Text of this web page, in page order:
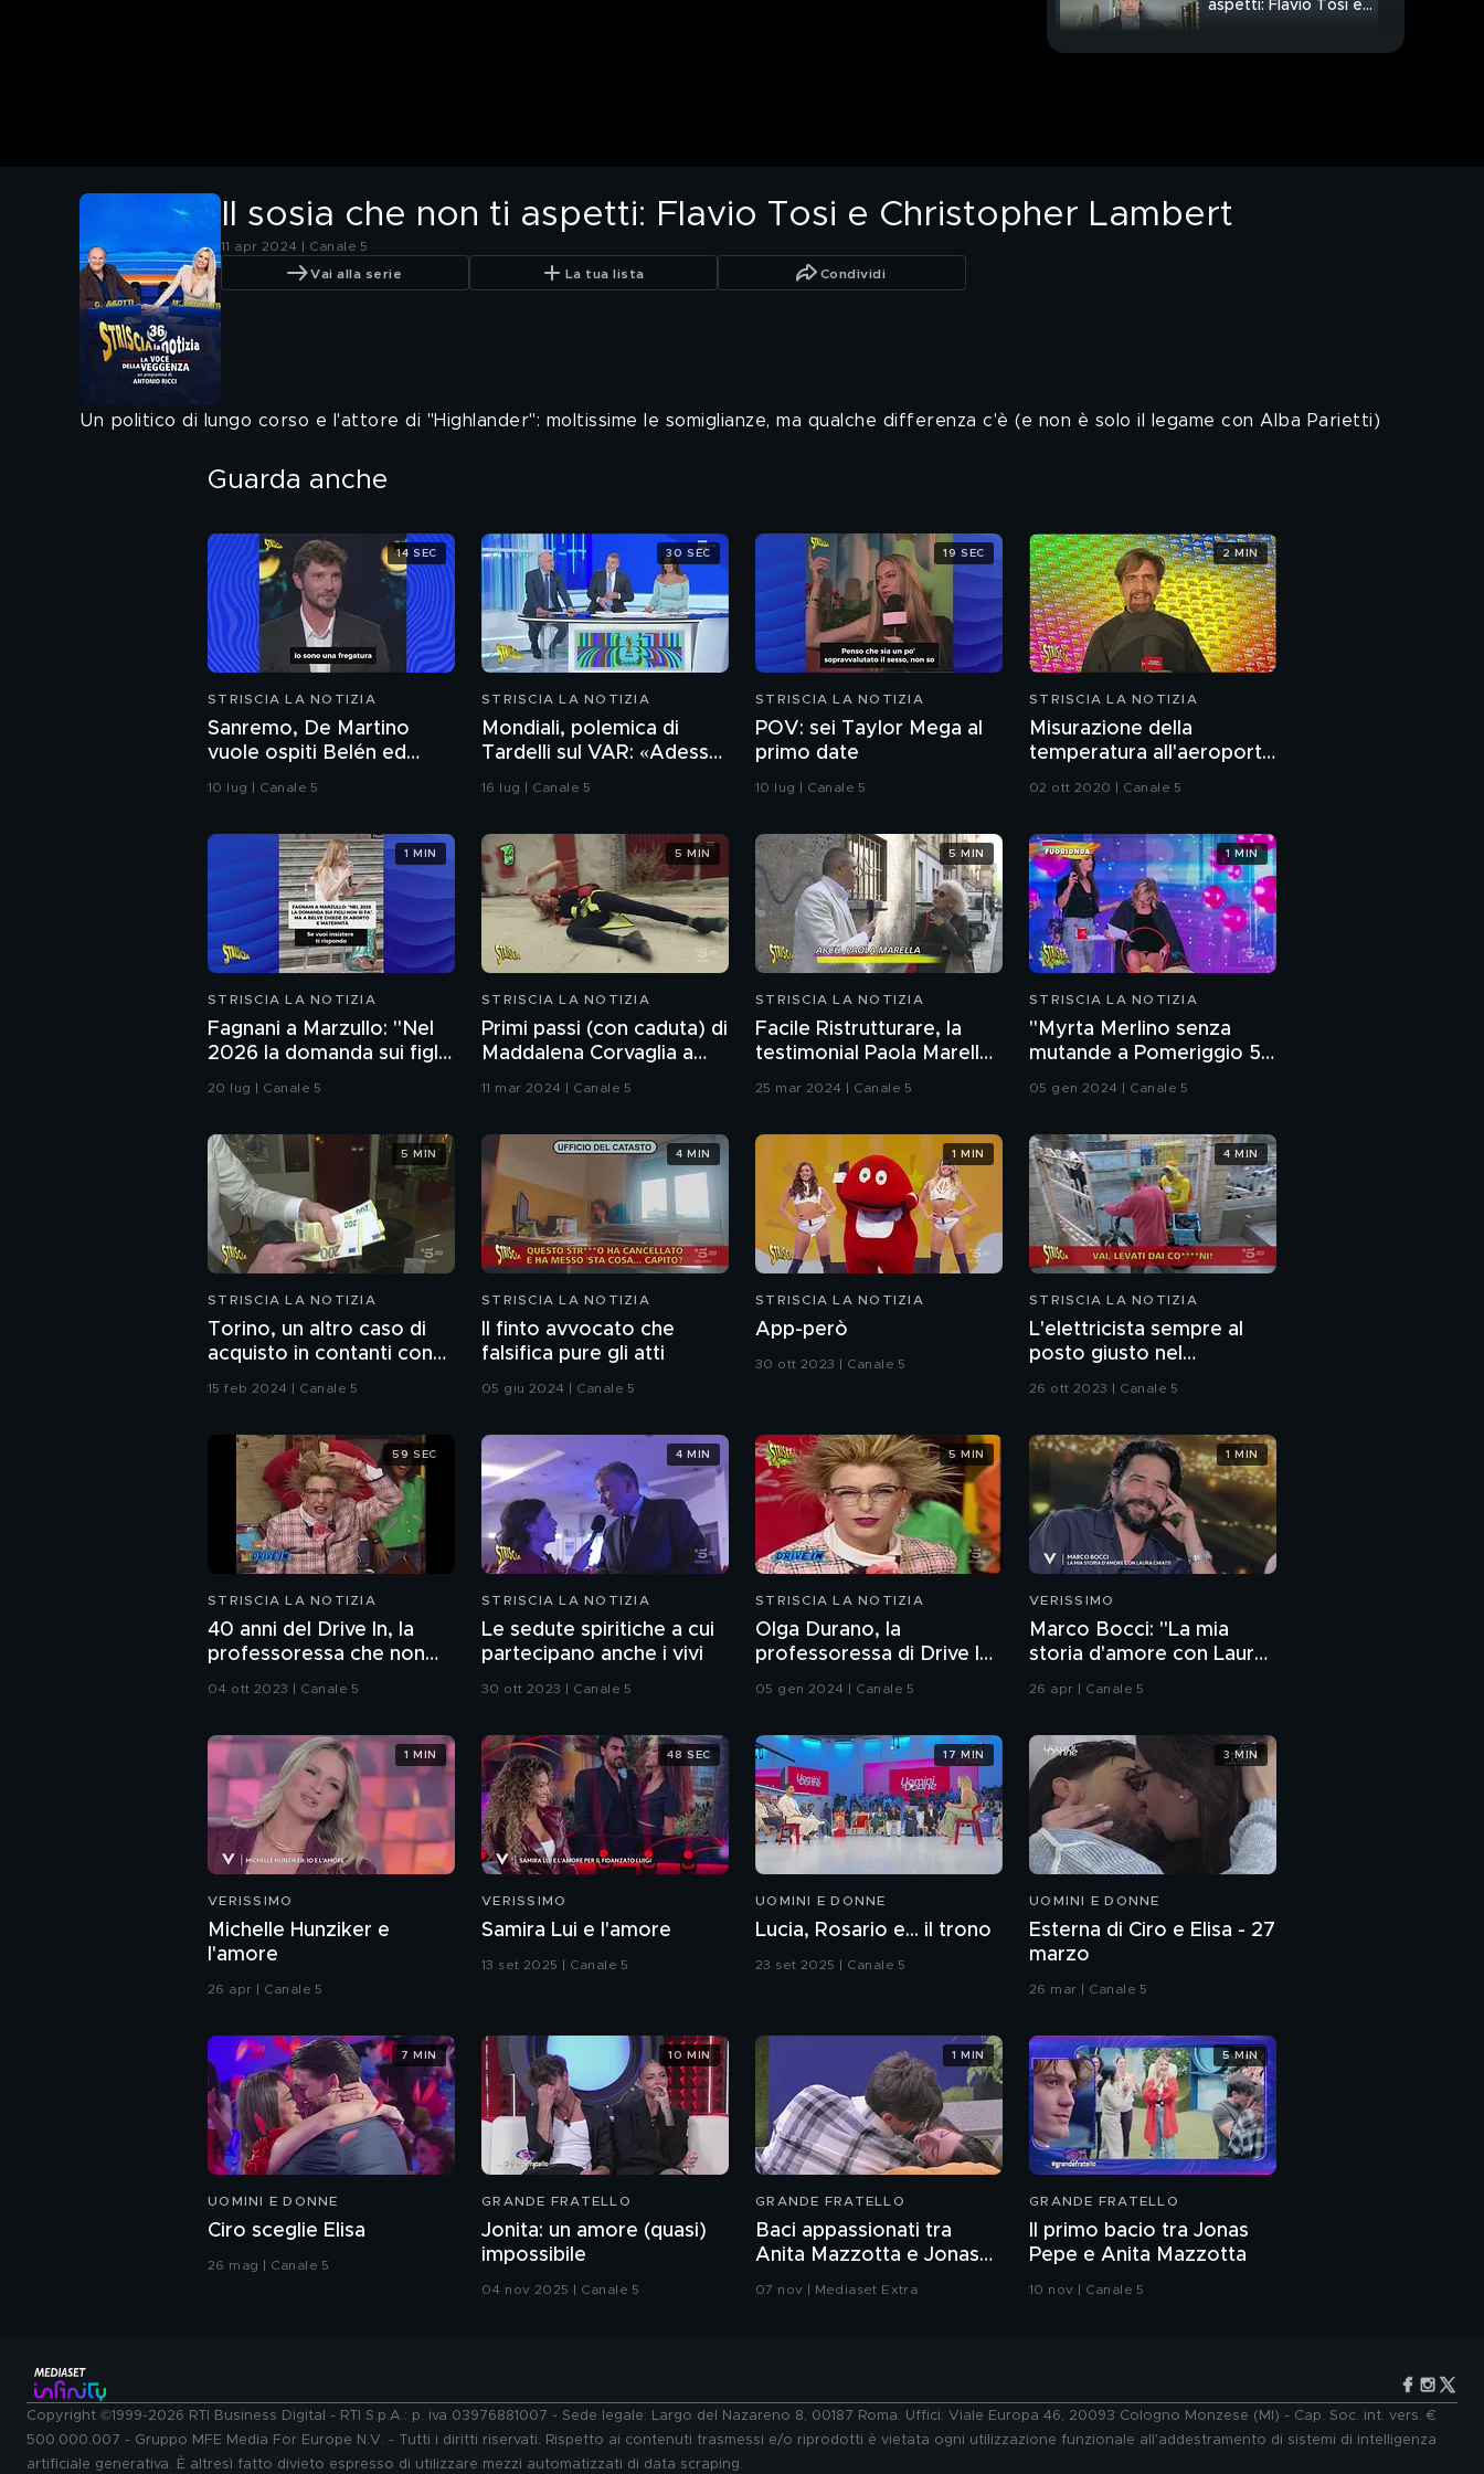
aspetti: Flavio Tosi e
Impennate pericolose
Il sosia che non ti aspetti: Flavio Tosi e Christopher Lambert
11 apr 2024 | Canale 5
Vai alla serie La tua lista Condividi
Un politico di lungo corso e l'attore di "Highlander": moltissime le somiglianze, ma qualche differenza c'è (e non è solo il legame con Alba Parietti)
Guarda anche
STRISCIA LA NOTIZIA
Sanremo, De Martino
vuole ospiti Belén ed
Emma: il curioso triangolo
10 lug | Canale 5
14 SEC
STRISCIA LA NOTIZIA
Mondiali, polemica di
Tardelli sul VAR: «Adesso
c'è ma è peggio». Lo
16 lug | Canale 5
30 SEC
STRISCIA LA NOTIZIA
POV: sei Taylor Mega al
primo date
10 lug | Canale 5
19 SEC
STRISCIA LA NOTIZIA
Misurazione della
temperatura all'aeroporto
di Malpensa
02 ott 2020 | Canale 5
2 MIN
STRISCIA LA NOTIZIA
Fagnani a Marzullo: "Nel
2026 la domanda sui figli
non si fa". Ma a Belve
20 lug | Canale 5
1 MIN
STRISCIA LA NOTIZIA
Primi passi (con caduta) di
Maddalena Corvaglia a
"Pechino Express"
11 mar 2024 | Canale 5
5 MIN
STRISCIA LA NOTIZIA
Facile Ristrutturare, la
testimonial Paola Marella:
"Non sapevo nulla"
25 mar 2024 | Canale 5
5 MIN
STRISCIA LA NOTIZIA
"Myrta Merlino senza
mutande a Pomeriggio 5".
Sarà vero? La risposta è
05 gen 2024 | Canale 5
1 MIN
STRISCIA LA NOTIZIA
Torino, un altro caso di
acquisto in contanti con
lo "strappo"
15 feb 2024 | Canale 5
5 MIN
STRISCIA LA NOTIZIA
Il finto avvocato che
falsifica pure gli atti
05 giu 2024 | Canale 5
4 MIN
STRISCIA LA NOTIZIA
App-però
30 ott 2023 | Canale 5
1 MIN
STRISCIA LA NOTIZIA
L'elettricista sempre al
posto giusto nel
momento del guasto
26 ott 2023 | Canale 5
4 MIN
STRISCIA LA NOTIZIA
40 anni del Drive In, la
professoressa che non
porta le mutande
04 ott 2023 | Canale 5
59 SEC
STRISCIA LA NOTIZIA
Le sedute spiritiche a cui
partecipano anche i vivi
30 ott 2023 | Canale 5
4 MIN
STRISCIA LA NOTIZIA
Olga Durano, la
professoressa di Drive In
che non portava le
05 gen 2024 | Canale 5
5 MIN
VERISSIMO
Marco Bocci: "La mia
storia d'amore con Laura
Chiatti"
26 apr | Canale 5
1 MIN
VERISSIMO
Michelle Hunziker e
l'amore
26 apr | Canale 5
1 MIN
VERISSIMO
Samira Lui e l'amore
13 set 2025 | Canale 5
48 SEC
UOMINI E DONNE
Lucia, Rosario e... il trono
23 set 2025 | Canale 5
17 MIN
UOMINI E DONNE
Esterna di Ciro e Elisa - 27
marzo
26 mar | Canale 5
3 MIN
UOMINI E DONNE
Ciro sceglie Elisa
26 mag | Canale 5
7 MIN
GRANDE FRATELLO
Jonita: un amore (quasi)
impossibile
04 nov 2025 | Canale 5
10 MIN
GRANDE FRATELLO
Baci appassionati tra
Anita Mazzotta e Jonas
07 nov | Mediaset Extra
1 MIN
GRANDE FRATELLO
Il primo bacio tra Jonas
Pepe e Anita Mazzotta
10 nov | Canale 5
5 MIN
Copyright ©1999-2026 RTI Business Digital - RTI S.p.A.: p. iva 03976881007 - Sede legale: Largo del Nazareno 8, 00187 Roma. Uffici: Viale Europa 46, 20093 Cologno Monzese (MI) - Cap. Soc. int. vers. €
500.000.007 - Gruppo MFE Media For Europe N.V. - Tutti i diritti riservati. Rispetto ai contenuti trasmessi e/o riprodotti è vietata ogni utilizzazione funzionale all'addestramento di sistemi di intelligenza
artificiale generativa. È altresì fatto divieto espresso di utilizzare mezzi automatizzati di data scraping.